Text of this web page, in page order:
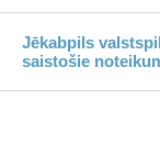
Jēkabpils
saistošie